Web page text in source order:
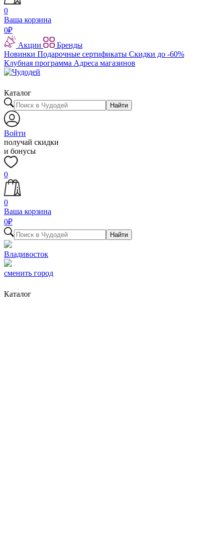
0
Ваша корзина
0₽
Акции
Бренды
Новинки Подарочные сертификаты Скидки до -60%
Клубная программа Адреса магазинов
Каталог
Найти
Войти
получай скидки
и бонусы
0
0
Ваша корзина
0₽
Найти
Владивосток
сменить город
Каталог